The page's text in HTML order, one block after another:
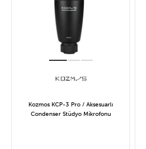
Kozmos KCP-3 Pro / Aksesuarlı
Condenser Stüdyo Mikrofonu